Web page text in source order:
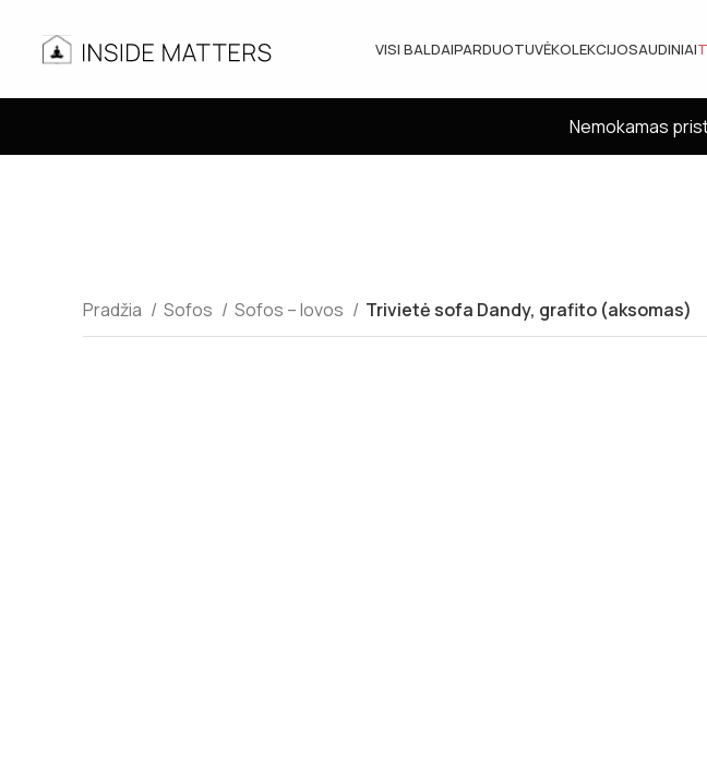
VISI BALDAIPARDUOTUVĖKOLEKCIJOSAUDINIAI
Nemokamas
Pradžia Sofos Sofos – lovos Trivietė sofa Dandy, grafito (aksomas)